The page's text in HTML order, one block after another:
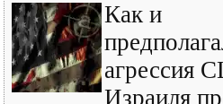
Как и
агрессия
Израиля